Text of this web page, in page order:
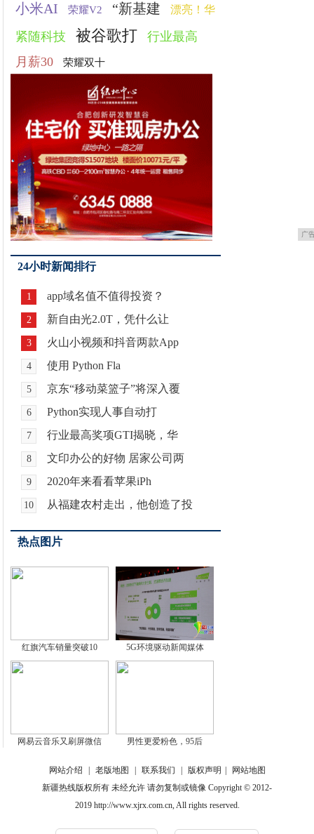
小米AI 荣耀V2 “新基建 漂亮！华
紧随科技 被谷歌打
行业最高
月薪30
荣耀双十
广
24小时新闻排行
1 app域名值不值得投资？
2 新自由光2.0T，凭什么让
3 火山小视频和抖音两款App
4 使用 Python Fla
5 京东“移动菜篮子”将深入覆
6 Python实现人事自动打
7 行业最高奖项GTI揭晓，华
8 文印办公的好物 居家公司两
9 2020年来看看苹果iPh
10 从福建农村走出，他创造了投
热点图片
红旗汽车销量突破10 5G环境驱动新闻媒体
网易云音乐又刷屏微信 男性更爱粉色，95后
网站介绍 老版地图 联系我们 版权声明
网站地图
新疆热线版权所有 未经允许 请勿复制或镜像 Copyright © 2012-
2019 http://www.xjrx.com.cn, All rights reserved.